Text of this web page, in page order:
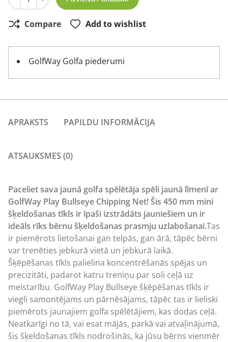
Compare Add to wishlist
GolfWay Golfa piederumi
APRAKSTS PAPILDU INFORMĀCIJA
ATSAUKSMES (0)
Paceliet sava jaunā golfa spēlētāja spēli jaunā līmenī ar
GolfWay Play Bullseye Chipping Net! Šis 450 mm mini
šķeldošanas tīkls ir īpaši izstrādāts jauniešiem un ir
ideāls rīks bērnu šķeldošanas prasmju uzlabošanai.Tas
ir piemērots lietošanai gan telpās, gan ārā, tāpēc bērni
var trenēties jebkurā vietā un jebkurā laikā.
Šķēpēšanas tīkls palielina koncentrēšanās spējas un
precizitāti, padarot katru treniņu par soli ceļā uz
meistarību. GolfWay Play Bullseye šķēpēšanas tīkls ir
viegli samontējams un pārnēsājams, tāpēc tas ir lieliski
piemērots jaunajiem golfa spēlētājiem, kas dodas ceļā.
Neatkarīgi no tā, vai esat mājās, parkā vai atvaļinājumā,
šis šķeldošanas tīkls nodrošinās, ka jūsu bērns vienmēr